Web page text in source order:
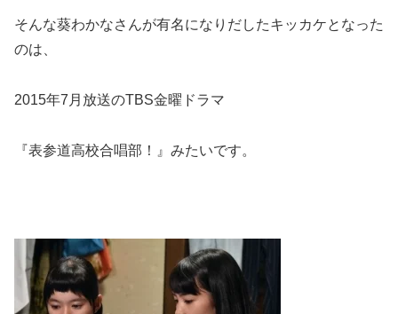
そんな葵わかなさんが有名になりだしたキッカケとなった
のは、
2015年7月放送のTBS金曜ドラマ
『表参道高校合唱部！』みたいです。